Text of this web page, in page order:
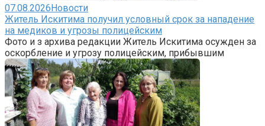
07.08.2026Новости
Житель Искитима получил условный срок за нападение
на медиков и угрозы полицейским
Фото и з архива редакции Житель Искитима осужден за
оскорбление и угрозу полицейским, прибывшим